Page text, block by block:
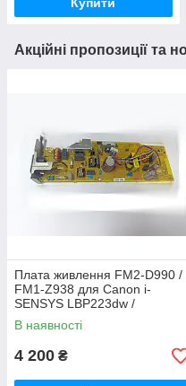
Купити
Акційні пропозиції та
Плата живлення FM2-D990 /
FM1-Z938 для Canon i-
SENSYS LBP223dw /
LBP214dw
В наявності
4 200 ₴